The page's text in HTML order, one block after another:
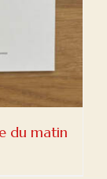
du matin